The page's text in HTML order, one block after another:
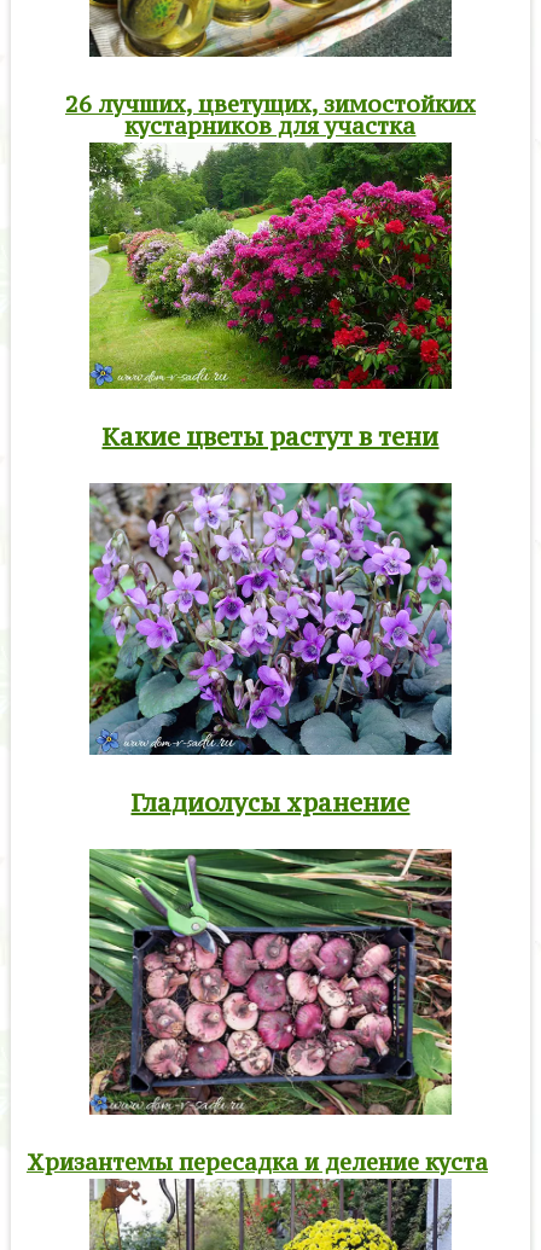
26 лучших, цветущих, зимостойких
кустарников для участка
Какие цветы растут в тени
Гладиолусы хранение
Хризантемы пересадка и деление куста